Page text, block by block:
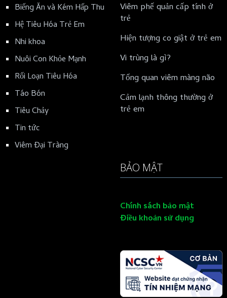
Biếng Ăn và Kém Hấp Thu
Hệ Tiêu Hóa Trẻ Em
Nhi khoa
Nuôi Con Khỏe Mạnh
Rối Loạn Tiêu Hóa
Táo Bón
Tiêu Chảy
Tin tức
Viêm Đại Tràng
Viêm phế quản cấp tính ở
trẻ
Hiện tượng co giật ở trẻ em
Vi trùng là gì?
Tổng quan viêm màng não
Cảm lạnh thông thường ở
trẻ em
BẢO MẬT
Chính sách bảo mật
Điều khoản sử dụng